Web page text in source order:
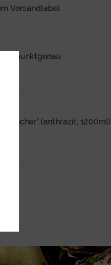
Versandlabel
punktgenau
(anthrazit, 1200ml)